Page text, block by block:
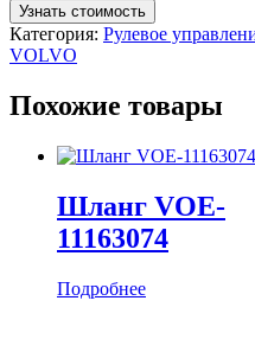
Узнать стоимость
Категория: Рулевое
VOLVO
Похожие товары
Шланг VOE-
11163074
Подробнее